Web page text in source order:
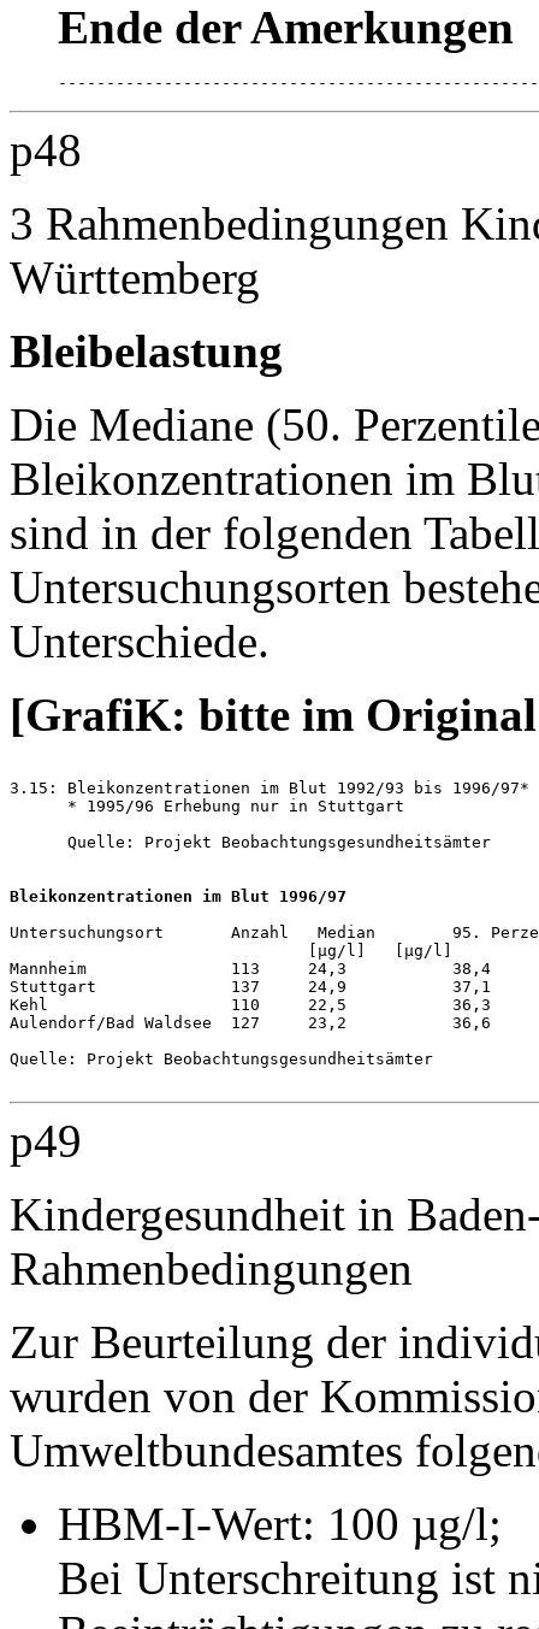
Ende der Amerkungen
p48
3 Rahmenbedingungen
Württemberg
Bleibelastung
Die Mediane (50.
Bleikonzentrationen im
sind in der folgenden
Untersuchungsorten
Unterschiede.
[GrafiK: bitte im Original
3.15: Bleikonzentrationen im Blut 1992/93 bis 1996/97*
      * 1995/96 Erhebung nur in Stuttgart
      Quelle: Projekt Beobachtungsgesundheitsämter
Bleikonzentrationen im Blut 1996/97
Untersuchungsort       Anzahl   Median        95.
                               [µg/l]   [µg/l]
Mannheim               113     24,3           38,4
Stuttgart              137     24,9           37,1
Kehl                   110     22,5           36,3
Aulendorf/Bad Waldsee  127     23,2           36,6
Quelle: Projekt Beobachtungsgesundheitsämter
p49
Kindergesundheit in
Rahmenbedingungen
Zur Beurteilung der
wurden von der
Umweltbundesamtes
HBM-I-Wert: 100 µg/l;
Bei Unterschreitung ist